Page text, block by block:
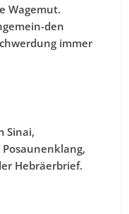
Wagemut.
den
immer
Sinai,
Hebräerbrief.